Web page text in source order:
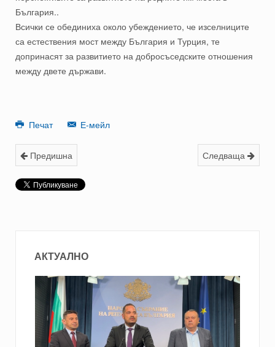
България..
Всички се обединиха около убеждението, че изселниците
са естествения мост между България и Турция, те
допринасят за развитието на добросъседските отношения
между двете държави.
Печат Е-мейл
Предишна Следваща
АКТУАЛНО